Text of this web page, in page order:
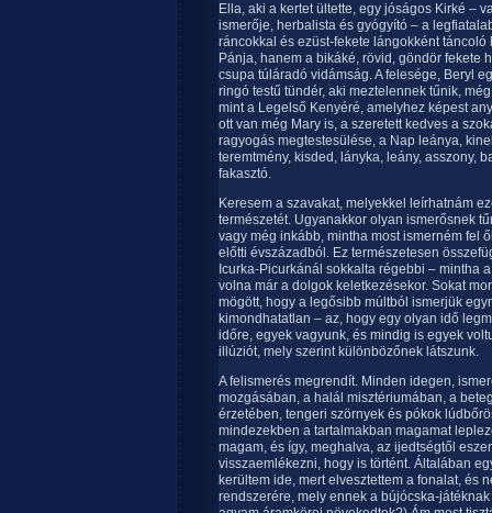
Ella, aki a kertet ültette, egy jóságos Kirké –
ismerője, herbalista és gyógyító – a
ráncokkal és ezüst-fekete lángokként
Pánja, hanem a bikáké, rövid, göndör fekete
csupa túláradó vidámság. A felesége, Beryl
ringó testű tündér, aki meztelennek tűnik,
mint a Legelső Kenyéré, amelyhez képest
ott van még Mary is, a szeretett kedves a
ragyogás megtestesülése, a Nap leánya,
teremtmény, kisded, lányka, leány, asszony,
fakasztó.
Keresem a szavakat, melyekkel leírhatnám
természetét. Ugyanakkor olyan ismerősnek
vagy még inkább, mintha most ismerném fel
előtti évszázadból. Ez természetesen
Icurka-Picurkánál sokkalta régebbi – mintha
volna már a dolgok keletkezésekor. Sokat
mögött, hogy a legősibb múltból ismerjük
kimondhatatlan – az, hogy egy olyan idő
időre, egyek vagyunk, és mindig is egyek
illúziót, mely szerint különbözőnek látszunk.
A felismerés megrendít. Minden idegen,
mozgásában, a halál misztériumában, a
érzetében, tengeri szörnyek és pókok
mindezekben a tartalmakban magamat
magam, és így, meghalva, az ijedtségtől
visszaemlékezni, hogy is történt. Általában
kerültem ide, mert elvesztettem a fonalat, és
rendszerére, mely ennek a bújócska-